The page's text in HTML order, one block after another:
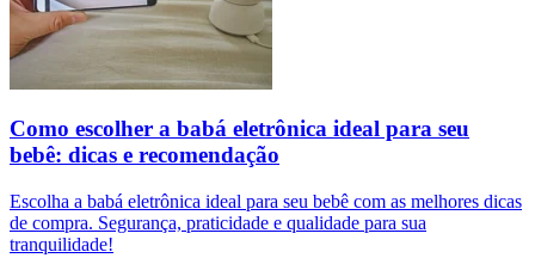
Como escolher a babá eletrônica ideal para seu
bebê: dicas e recomendação
Escolha a babá eletrônica ideal para seu bebê com as melhores dicas
de compra. Segurança, praticidade e qualidade para sua
tranquilidade!